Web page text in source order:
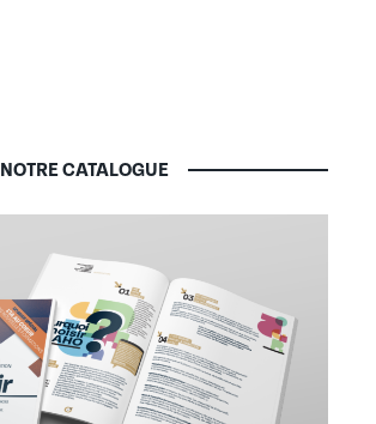
NOTRE CATALOGUE